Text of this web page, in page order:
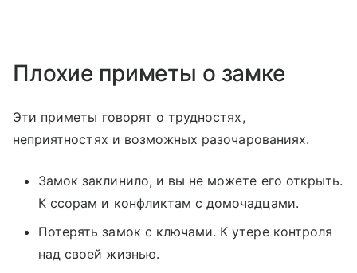
Плохие приметы о замке
Эти приметы говорят о трудностях,
неприятностях и возможных разочарованиях.
Замок заклинило, и вы не можете его открыть.
К ссорам и конфликтам с домочадцами.
Потерять замок с ключами. К утере контроля
над своей жизнью.